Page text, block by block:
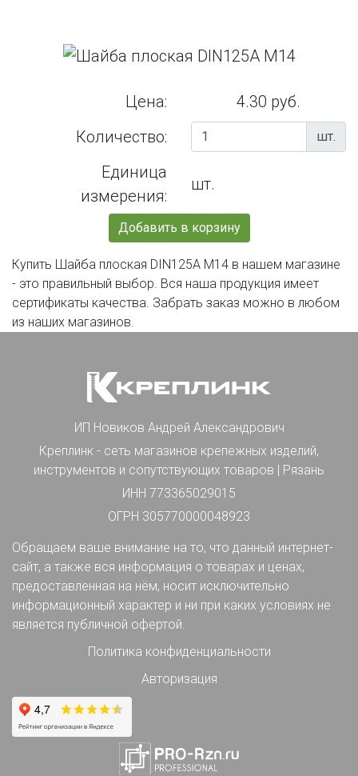
Цена:
4.30 руб.
Количество:
шт.
Единица
измерения:
шт.
Добавить в корзину
Купить Шайба плоская DIN125А М14 в нашем магазине
- это правильный выбор. Вся наша продукция имеет
сертификаты качества. Забрать заказ можно в любом
из наших магазинов.
ИП Новиков Андрей Александрович
Креплинк - сеть магазинов крепежных изделий,
инструментов и сопутствующих товаров | Рязань
ИНН 773365029015
ОГРН 305770000048923
Обращаем ваше внимание на то, что данный интернет-
сайт, а также вся информация о товарах и ценах,
предоставленная на нём, носит исключительно
информационный характер и ни при каких условиях не
является публичной офертой.
Политика конфиденциальности
Авторизация